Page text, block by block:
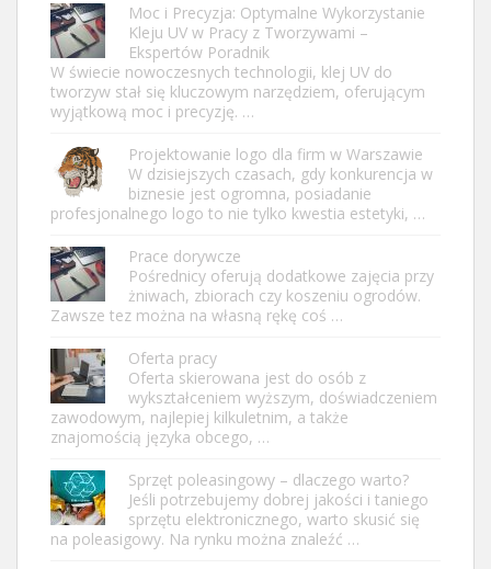
Moc i Precyzja: Optymalne Wykorzystanie
Kleju UV w Pracy z Tworzywami –
Ekspertów Poradnik
W świecie nowoczesnych technologii, klej UV do
tworzyw stał się kluczowym narzędziem, oferującym
wyjątkową moc i precyzję. …
Projektowanie logo dla firm w Warszawie
W dzisiejszych czasach, gdy konkurencja w
biznesie jest ogromna, posiadanie
profesjonalnego logo to nie tylko kwestia estetyki, …
Prace dorywcze
Pośrednicy oferują dodatkowe zajęcia przy
żniwach, zbiorach czy koszeniu ogrodów.
Zawsze tez można na własną rękę coś …
Oferta pracy
Oferta skierowana jest do osób z
wykształceniem wyższym, doświadczeniem
zawodowym, najlepiej kilkuletnim, a także
znajomością języka obcego, …
Sprzęt poleasingowy – dlaczego warto?
Jeśli potrzebujemy dobrej jakości i taniego
sprzętu elektronicznego, warto skusić się
na poleasigowy. Na rynku można znaleźć …